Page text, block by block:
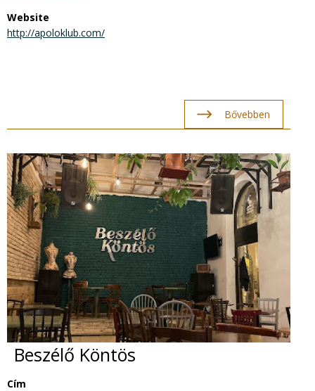
Website
http://apoloklub.com/
Bővebben
Beszélő Köntös
Cím